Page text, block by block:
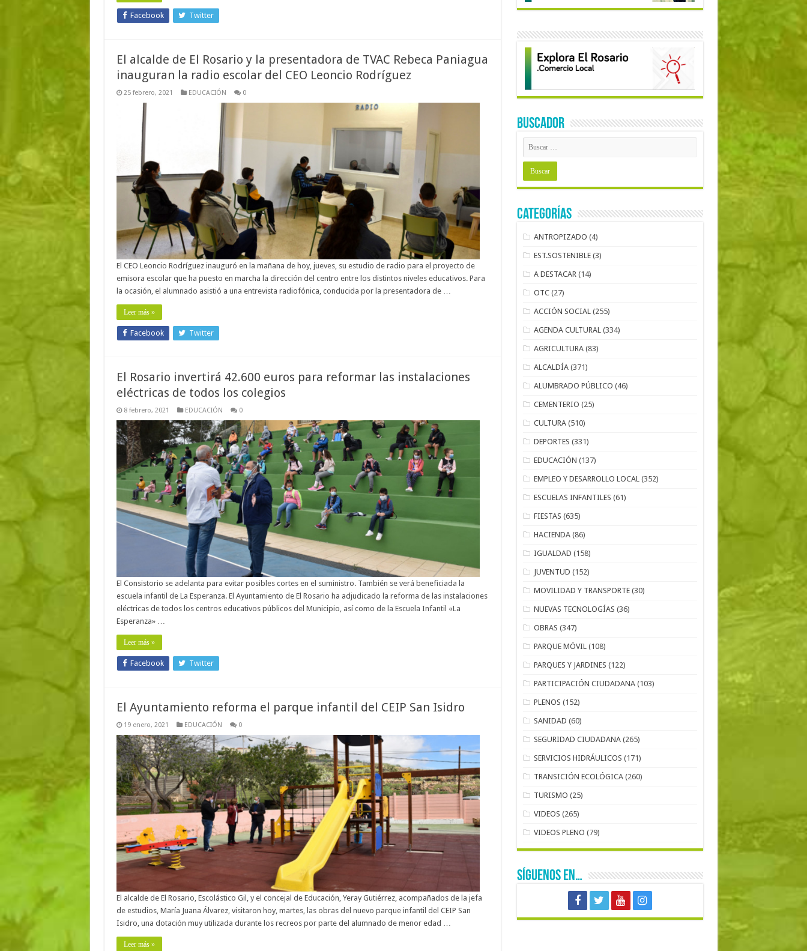
Facebook Twitter
El alcalde de El Rosario y la presentadora de TVAC Rebeca Paniagua
inauguran la radio escolar del CEO Leoncio Rodríguez
25 febrero, 2021 EDUCACIÓN 0
El CEO Leoncio Rodríguez inauguró en la mañana de hoy, jueves, su estudio de radio para el proyecto de
emisora escolar que ha puesto en marcha la dirección del centro entre los distintos niveles educativos. Para
la ocasión, el alumnado asistió a una entrevista radiofónica, conducida por la presentadora de …
Leer más »
Facebook Twitter
El Rosario invertirá 42.600 euros para reformar las instalaciones
eléctricas de todos los colegios
8 febrero, 2021 EDUCACIÓN 0
El Consistorio se adelanta para evitar posibles cortes en el suministro. También se verá beneficiada la
escuela infantil de La Esperanza. El Ayuntamiento de El Rosario ha adjudicado la reforma de las instalaciones
eléctricas de todos los centros educativos públicos del Municipio, así como de la Escuela Infantil «La
Esperanza» …
Leer más »
Facebook Twitter
El Ayuntamiento reforma el parque infantil del CEIP San Isidro
19 enero, 2021 EDUCACIÓN 0
El alcalde de El Rosario, Escolástico Gil, y el concejal de Educación, Yeray Gutiérrez, acompañados de la jefa
de estudios, María Juana Álvarez, visitaron hoy, martes, las obras del nuevo parque infantil del CEIP San
Isidro, una dotación muy utilizada durante los recreos por parte del alumnado de menor edad …
Leer más »
BUSCADOR
Categorías
ANTROPIZADO (4)
EST.SOSTENIBLE (3)
A DESTACAR (14)
OTC (27)
ACCIÓN SOCIAL (255)
AGENDA CULTURAL (334)
AGRICULTURA (83)
ALCALDÍA (371)
ALUMBRADO PÚBLICO (46)
CEMENTERIO (25)
CULTURA (510)
DEPORTES (331)
EDUCACIÓN (137)
EMPLEO Y DESARROLLO LOCAL (352)
ESCUELAS INFANTILES (61)
FIESTAS (635)
HACIENDA (86)
IGUALDAD (158)
JUVENTUD (152)
MOVILIDAD Y TRANSPORTE (30)
NUEVAS TECNOLOGÍAS (36)
OBRAS (347)
PARQUE MÓVIL (108)
PARQUES Y JARDINES (122)
PARTICIPACIÓN CIUDADANA (103)
PLENOS (152)
SANIDAD (60)
SEGURIDAD CIUDADANA (265)
SERVICIOS HIDRÁULICOS (171)
TRANSICIÓN ECOLÓGICA (260)
TURISMO (25)
VIDEOS (265)
VIDEOS PLENO (79)
SÍGUENOS EN…